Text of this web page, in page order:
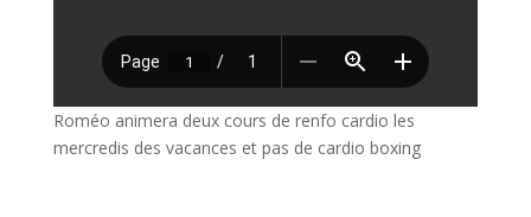
Roméo animera deux cours de renfo cardio les
mercredis des vacances et pas de cardio boxing